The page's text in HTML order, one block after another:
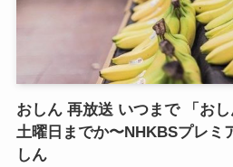
おしん 再放送 いつまで 「おし
土曜日までか〜NHKBSプレミ
しん